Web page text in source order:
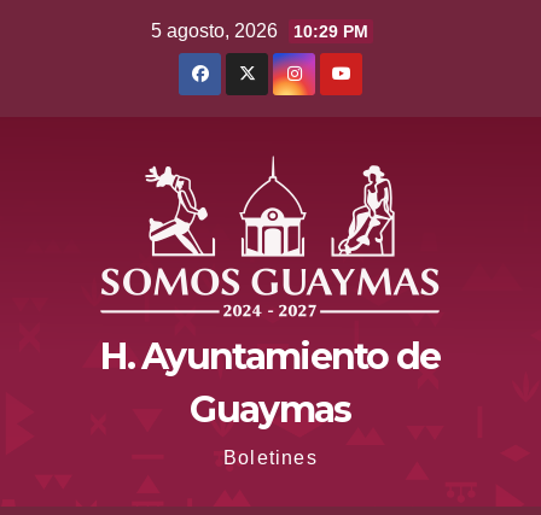
5 agosto, 2026 10:29 PM
H. Ayuntamiento de
Guaymas
Boletines